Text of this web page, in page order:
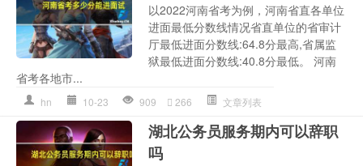
以2022河南省考为例，河南省直各单位
进面最低分数线情况省直单位的省审计
厅最低进面分数线:64.8分最高,省属监
狱最低进面分数线:40.8分最低。 河南
省考各地市...
hn 10-23 909 266 文章列表
湖北公务员服务期内可以辞职
吗